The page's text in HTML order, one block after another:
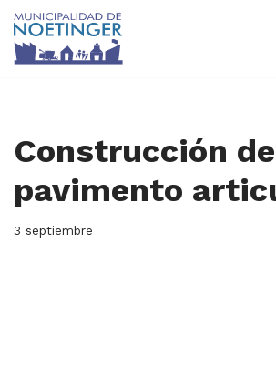
Saltar
Construcción de
pavimento
3 septiembre